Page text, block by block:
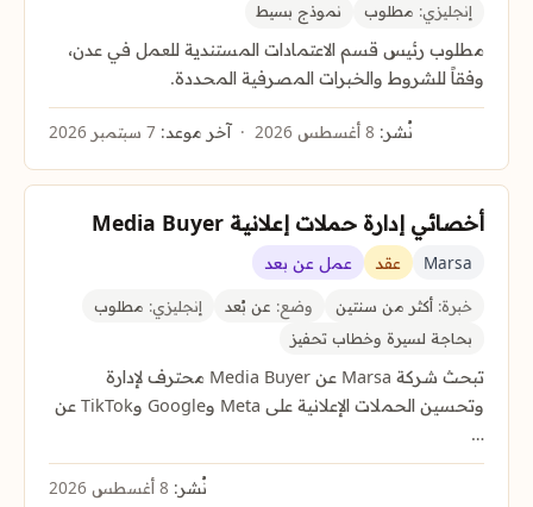
إنجليزي: مطلوب نموذج بسيط
مطلوب رئيس قسم الاعتمادات المستندية للعمل في عدن،
وفقاً للشروط والخبرات المصرفية المحددة.
نُشر: آخر موعد:
أخصائي إدارة حملات إعلانية Media Buyer
Marsa عقد عمل عن بعد
خبرة: أكثر من سنتين وضع: عن بُعد إنجليزي: مطلوب
بحاجة لسيرة وخطاب تحفيز
تبحث شركة Marsa عن Media Buyer محترف لإدارة
وتحسين الحملات الإعلانية على Meta وGoogle وTikTok عن
…
نُشر: